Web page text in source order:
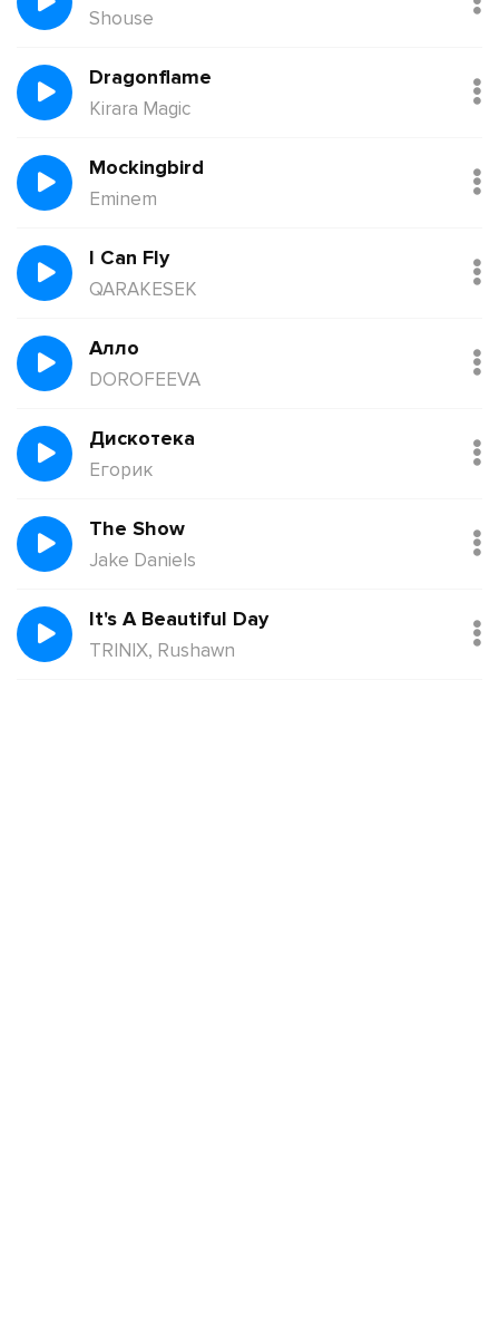
Shouse
Dragonflame
Kirara Magic
Mockingbird
Eminem
I Can Fly
QARAKESEK
Алло
DOROFEEVA
Дискотека
Егорик
The Show
Jake Daniels
It's A Beautiful Day
TRINIX, Rushawn